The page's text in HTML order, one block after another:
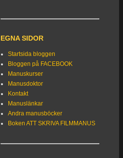
EGNA SIDOR
Startsida bloggen
Bloggen på FACEBOOK
Manuskurser
Manusdoktor
Kontakt
Manuslänkar
Andra manusböcker
Boken ATT SKRIVA FILMMANUS